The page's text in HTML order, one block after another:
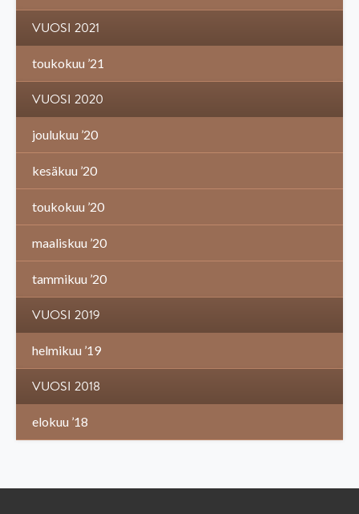
VUOSI 2021
toukokuu ’21
VUOSI 2020
joulukuu ’20
kesäkuu ’20
toukokuu ’20
maaliskuu ’20
tammikuu ’20
VUOSI 2019
helmikuu ’19
VUOSI 2018
elokuu ’18